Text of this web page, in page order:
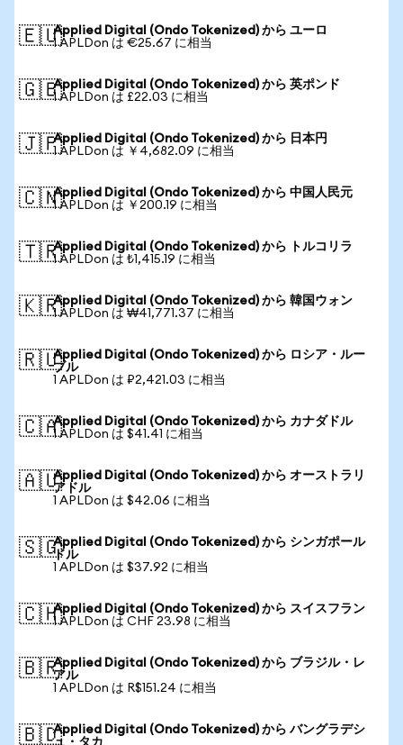
🇪🇺Applied Digital (Ondo Tokenized) から ユーロ
1 APLDon は €25.67 に相当
🇬🇧Applied Digital (Ondo Tokenized) から 英ポンド
1 APLDon は £22.03 に相当
🇯🇵Applied Digital (Ondo Tokenized) から 日本円
1 APLDon は ￥4,682.09 に相当
🇨🇳Applied Digital (Ondo Tokenized) から 中国人民元
1 APLDon は ￥200.19 に相当
🇹🇷Applied Digital (Ondo Tokenized) から トルコリラ
1 APLDon は ₺1,415.19 に相当
🇰🇷Applied Digital (Ondo Tokenized) から 韓国ウォン
1 APLDon は ₩41,771.37 に相当
🇷🇺Applied Digital (Ondo Tokenized) から ロシア・ルー
ブル
1 APLDon は ₽2,421.03 に相当
🇨🇦Applied Digital (Ondo Tokenized) から カナダドル
1 APLDon は $41.41 に相当
🇦🇺Applied Digital (Ondo Tokenized) から オーストラリ
アドル
1 APLDon は $42.06 に相当
🇸🇬Applied Digital (Ondo Tokenized) から シンガポール
ドル
1 APLDon は $37.92 に相当
🇨🇭Applied Digital (Ondo Tokenized) から スイスフラン
1 APLDon は CHF 23.98 に相当
🇧🇷Applied Digital (Ondo Tokenized) から ブラジル・レ
アル
1 APLDon は R$151.24 に相当
🇧🇩Applied Digital (Ondo Tokenized) から バングラデシ
ュ・タカ